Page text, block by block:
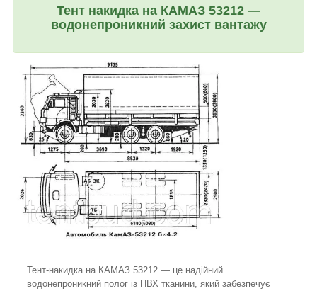
Тент накидка на КАМАЗ 53212 —
водонепроникний захист вантажу
Тент-накидка на КАМАЗ 53212 — це надійний
водонепроникний полог із ПВХ тканини, який забезпечує